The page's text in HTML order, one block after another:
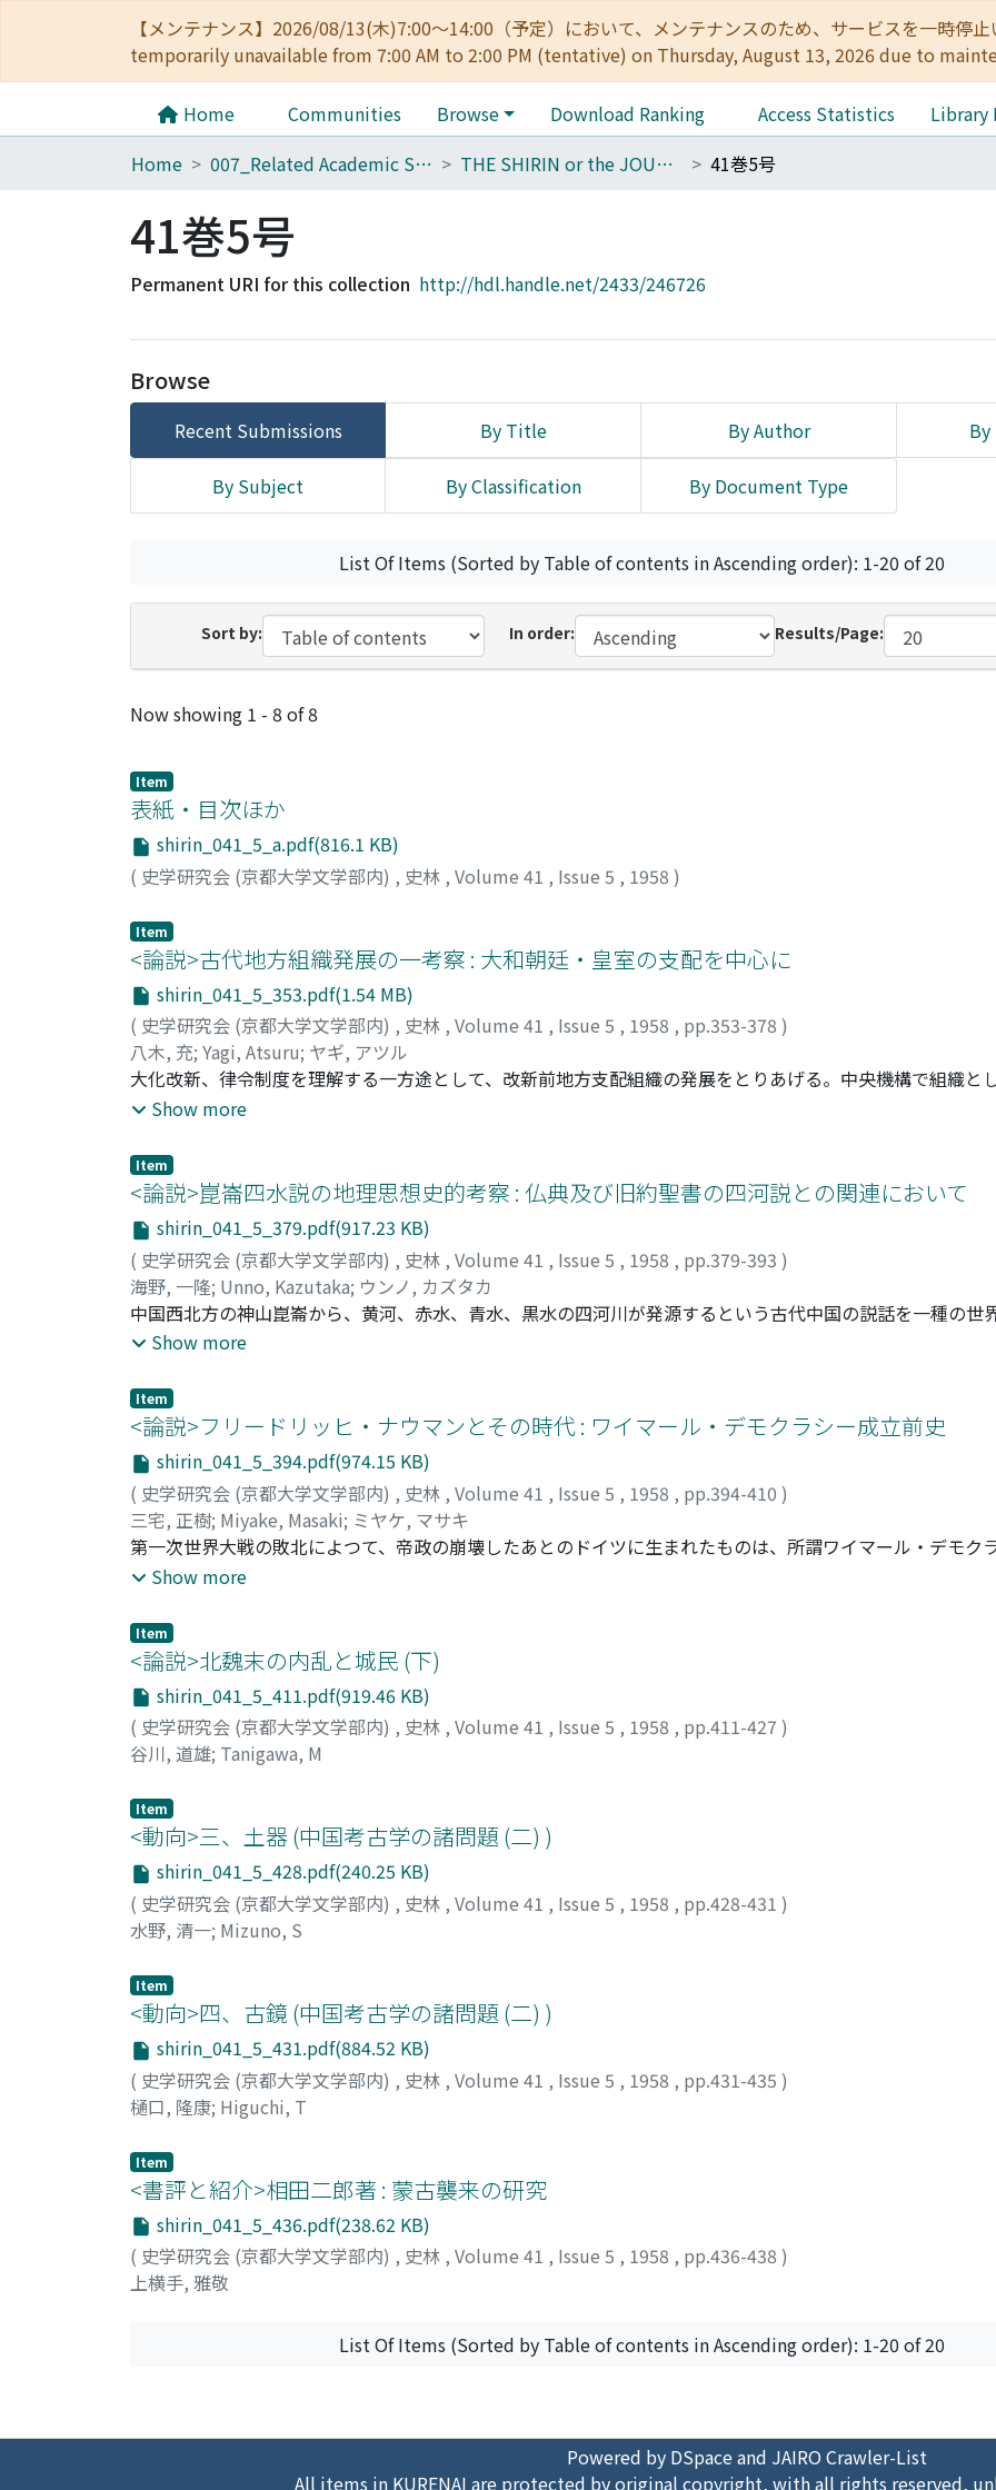
【メンテナンス】2026/08/13(木)7:00～14:00（予定）において、メンテナンスのため、サービスを一時
temporarily unavailable from 7:00 AM to 2:00 PM (tentative) on Thursday, August 13, 2026 due to
Home Communities Browse Download Ranking Access Statistics
Library
Home
007_Related Academic Societies THE SHIRIN or the JOURNAL OF HISTORY 41巻5号
41巻5号
Permanent URI for this collection http://hdl.handle.net/2433/246726
Browse
Recent Submissions By Title By Author By
By Subject By Classification By Document Type
List Of Items (Sorted by Table of contents in Ascending order): 1-20 of 20
Sort by: In order: Results/Page:
Recent Submissions
Now showing 1 - 8 of 8
Item
表紙・目次ほか
shirin_041_5_a.pdf(816.1 KB)
( 史学研究会 (京都大学文学部内) , 史林 , Volume 41 , Issue 5 , 1958 )
Item
<論説>古代地方組織発展の一考察 : 大和朝廷・皇室の支配を中心に
shirin_041_5_353.pdf(1.54 MB)
( 史学研究会 (京都大学文学部内) , 史林 , Volume 41 , Issue 5 , 1958 , pp.353-378 )
八木, 充; Yagi, Atsuru; ヤギ, アツル
大化改新、律令制度を理解する一方途として、改新前地方支配組織の発展をとりあげる。中央機構で組織と
首長としての皇室とが分立する結果、前者が後者を構成的に疎外する過程は、他方地方に対する支配が少く
天皇を中核とする求心的擬制血縁関係に停滞し、たえず旧い氏族制的関係が再生される要素が濃厚であるの
が私的族的結合を脱皮し、行政的な官司機構の再編への傾斜をはらみうる性格で、このことが具体的な村落
形態を規定することとなつている。その限りで、大化改新は皇室勢力による支配系統の合一であり、朝廷支
を意味する。
Show more
Item
<論説>崑崙四水説の地理思想史的考察 : 仏典及び旧約聖書の四河説との関連において
shirin_041_5_379.pdf(917.23 KB)
( 史学研究会 (京都大学文学部内) , 史林 , Volume 41 , Issue 5 , 1958 , pp.379-393 )
海野, 一隆; Unno, Kazutaka; ウンノ, カズタカ
中国西北方の神山崑崙から、黄河、赤水、青水、黒水の四河川が発源するという古代中国の説話を一種の世
把えるとき、それは多分に非中国的要素を含んでいる。一方古代インドの仏教では、ヒマラヤ山中の阿耨達
を記述する。中国以外にもこうした類似の伝承がある以上、崑崙四水説が単独に発生したとはまず考えられ
な四河説が発生するにはそれにふさわしい地形的環境が必要であろう。ところが中国、インド、ヘブライと
要素に乏しい。つまりこれら三種の四河説は姉妹関係にあるにすぎず、地形その他から見て恐らく中央アジ
生まれたより古い四河説を受けたものであろう。
Show more
Item
<論説>フリードリッヒ・ナウマンとその時代 : ワイマール・デモクラシー成立前史
shirin_041_5_394.pdf(974.15 KB)
( 史学研究会 (京都大学文学部内) , 史林 , Volume 41 , Issue 5 , 1958 , pp.394-410 )
三宅, 正樹; Miyake, Masaki; ミヤケ, マサキ
第一次世界大戦の敗北によつて、帝政の崩壊したあとのドイツに生まれたものは、所謂ワイマール・デモクラ
のワイマール・デモクラシーは、果して敗戦によつて突如として生まれたものだつたであろうか。若しそう
なされたデモクラシーの主張が、どのような性格をもち、そしてどのような背景の下に成立したかを検討す
イマール・デモクラシー成立前史への理解を深めたいと考える。
Show more
Item
<論説>北魏末の内乱と城民 (下)
shirin_041_5_411.pdf(919.46 KB)
( 史学研究会 (京都大学文学部内) , 史林 , Volume 41 , Issue 5 , 1958 , pp.411-427 )
谷川, 道雄; Tanigawa, M
Item
<動向>三、土器 (中国考古学の諸問題 (二) )
shirin_041_5_428.pdf(240.25 KB)
( 史学研究会 (京都大学文学部内) , 史林 , Volume 41 , Issue 5 , 1958 , pp.428-431 )
水野, 清一; Mizuno, S
Item
<動向>四、古鏡 (中国考古学の諸問題 (二) )
shirin_041_5_431.pdf(884.52 KB)
( 史学研究会 (京都大学文学部内) , 史林 , Volume 41 , Issue 5 , 1958 , pp.431-435 )
樋口, 隆康; Higuchi, T
Item
<書評と紹介>相田二郎著 : 蒙古襲来の研究
shirin_041_5_436.pdf(238.62 KB)
( 史学研究会 (京都大学文学部内) , 史林 , Volume 41 , Issue 5 , 1958 , pp.436-438 )
上横手, 雅敬
List Of Items (Sorted by Table of contents in Ascending order): 1-20 of 20
Powered by DSpace and JAIRO Crawler-List
All items in KURENAI are protected by original copyright, with all rights reserved,